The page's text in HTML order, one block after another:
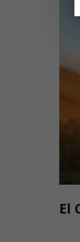
El